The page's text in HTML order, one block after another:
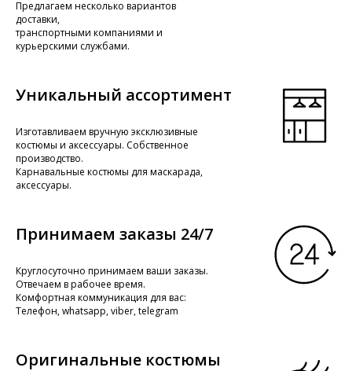
Предлагаем несколько вариантов
доставки,
транспортными компаниями и
курьерскими службами.
Уникальный ассортимент
Изготавливаем вручную эксклюзивные
костюмы и аксессуары. Собственное
производство.
Карнавальные костюмы для маскарада,
аксессуары.
Принимаем заказы 24/7
Круглосуточно принимаем ваши заказы.
Отвечаем в рабочее время.
Комфортная коммуникация для вас:
Телефон, whatsapp, viber, telegram
Оригинальные костюмы